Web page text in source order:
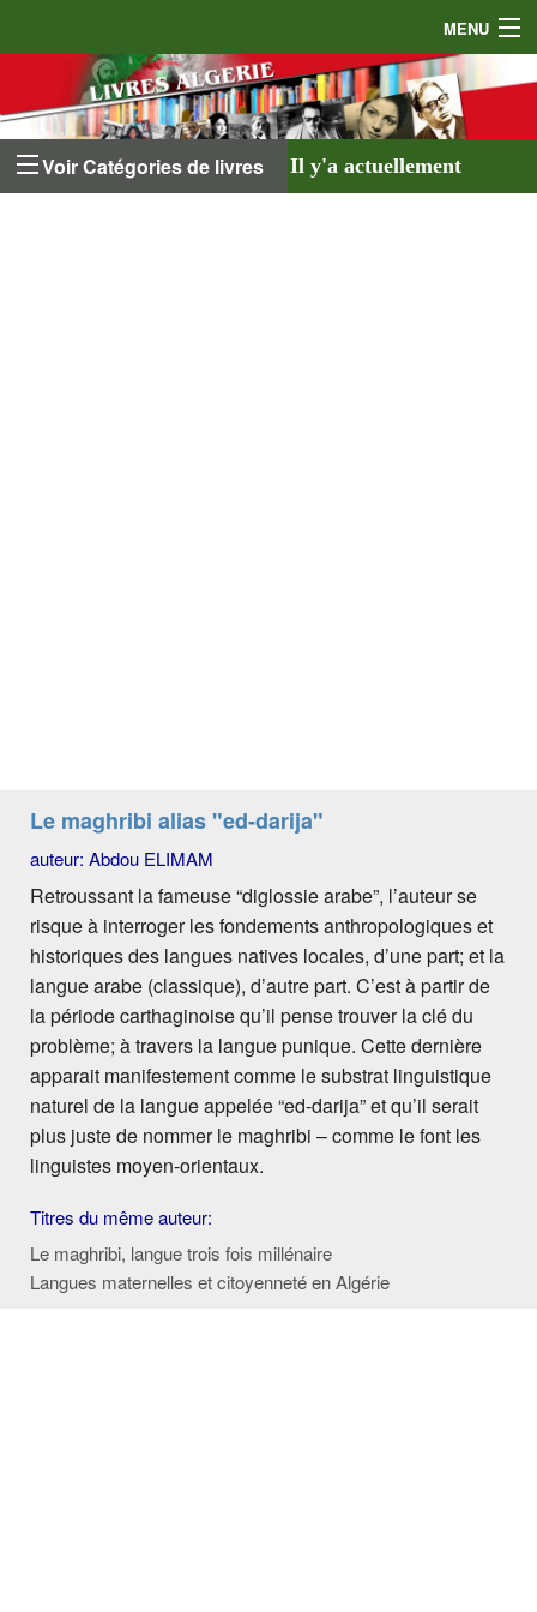
MENU
Accueil
Auteurs
Voir Catégories de livres Il y'a actuellement
Le maghribi alias "ed-darija"
auteur: Abdou ELIMAM
Retroussant la fameuse “diglossie arabe”, l’auteur se
risque à interroger les fondements anthropologiques et
historiques des langues natives locales, d’une part; et la
langue arabe (classique), d’autre part. C’est à partir de
la période carthaginoise qu’il pense trouver la clé du
problème; à travers la langue punique. Cette dernière
apparait manifestement comme le substrat linguistique
naturel de la langue appelée “ed-darija” et qu’il serait
plus juste de nommer le maghribi – comme le font les
linguistes moyen-orientaux.
Titres du même auteur:
Le maghribi, langue trois fois millénaire
Langues maternelles et citoyenneté en Algérie